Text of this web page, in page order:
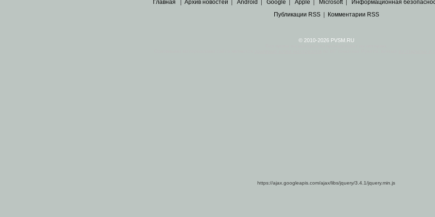
Главная Архив новостей Android Google Apple Microsoft| Информационная
Публикации RSS| Комментарии RSS
© 2010-2026 PVSM.RU
https://ajax.googleapis.com/ajax/libs/jquery/3.4.1/jquery.min.js